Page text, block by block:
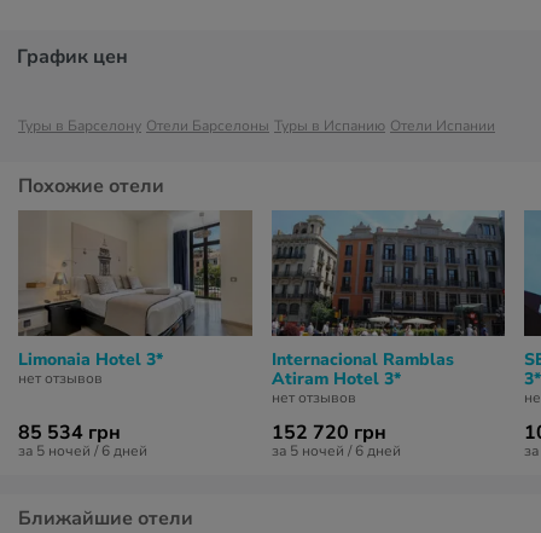
График цен
Туры в Барселону Отели Барселоны Туры в Испанию Отели Испании
Похожие отели
Limonaia Hotel 3*
нет отзывов
85 534 грн
за 5 ночей / 6 дней
Internacional Ramblas
Atiram Hotel 3*
нет отзывов
152 720 грн
за 5 ночей / 6 дней
3*
Ближайшие отели